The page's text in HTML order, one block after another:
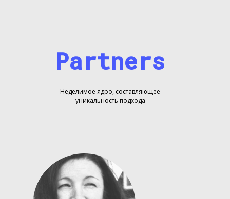
Partners
Неделимое ядро, составляющее
уникальность подхода